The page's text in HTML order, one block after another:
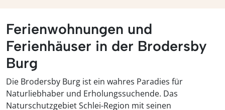
Ferienwohnungen und
Ferienhäuser in der Brodersby
Burg
Die Brodersby Burg ist ein wahres Paradies für
Naturliebhaber und Erholungssuchende. Das
Naturschutzgebiet Schlei-Region mit seinen